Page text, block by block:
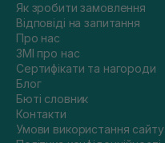
Як зробити замовлення
Відповіді на запитання
Про нас
ЗМІ про нас
Сертифікати та нагороди
Блог
Бюті словник
Контакти
Умови використання сайту